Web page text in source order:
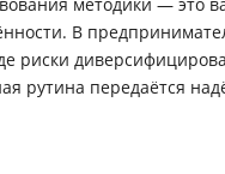
В
риски
рутина передаётся